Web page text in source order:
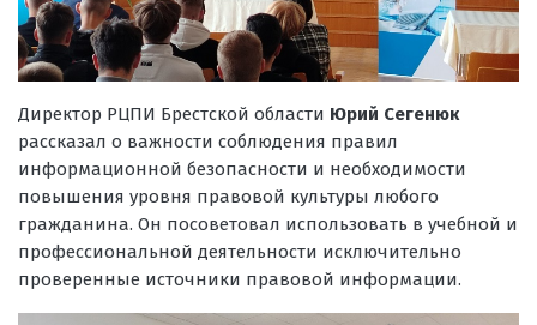
Директор РЦПИ Брестской области Юрий Сегенюк
рассказал о важности соблюдения правил
информационной безопасности и необходимости
повышения уровня правовой культуры любого
гражданина. Он посоветовал использовать в учебной и
профессиональной деятельности исключительно
проверенные источники правовой информации.